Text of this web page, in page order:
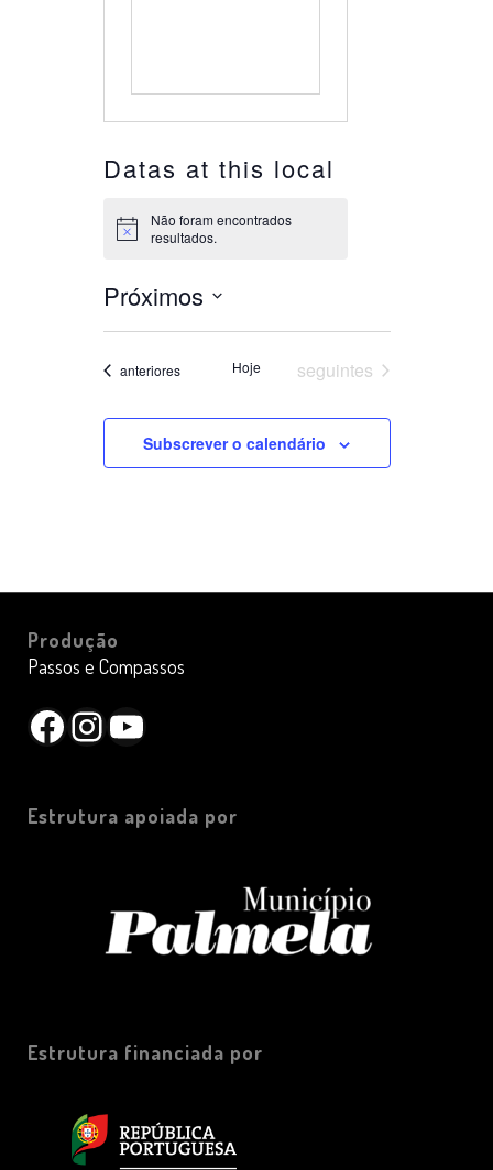
Datas at this local
Aviso
Não foram encontrados
resultados.
Próximos
data.Datas
anteriores Hoje Datas
seguintes
Subscrever o calendário
Produção
Passos e Compassos
Facebook
Instagram
YouTube
Estrutura apoiada por
Estrutura financiada por